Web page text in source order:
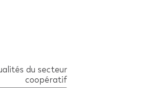
du secteur
coopératif